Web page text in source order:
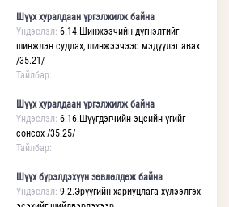
Шүүх хуралдаан үргэлжилж байна
Үндэслэл: 6.14.Шинжээчийн дүгнэлтийг
шинжлэн судлах, шинжээчээс мэдүүлэг авах
/35.21/
Тайлбар:
Шүүх хуралдаан үргэлжилж байна
Үндэслэл: 6.16.Шүүгдэгчийн эцсийн үгийг
сонсох /35.25/
Тайлбар:
Шүүх бүрэлдэхүүн зөвлөлдөж байна
Үндэслэл: 9.2.Эрүүгийн хариуцлага хүлээлгэх